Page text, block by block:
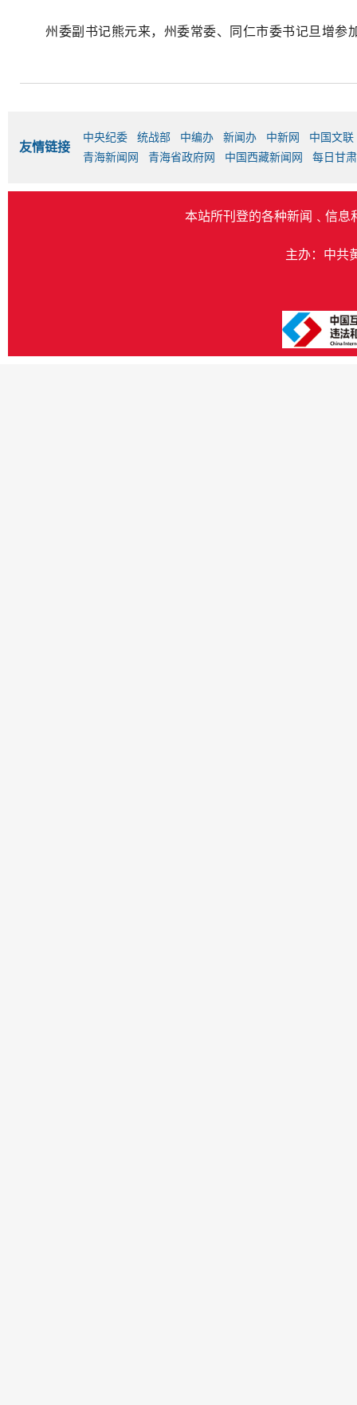
州委副书记熊元来，州委常委、同仁市委书记旦增参
友情链接
中央纪委 统战部 中编办 新闻办 中新网
中国文联
青海新闻网
青海省政府网 中国西藏新闻网 每日甘
本站所刊登的各种新闻﹑信息
主办：中共